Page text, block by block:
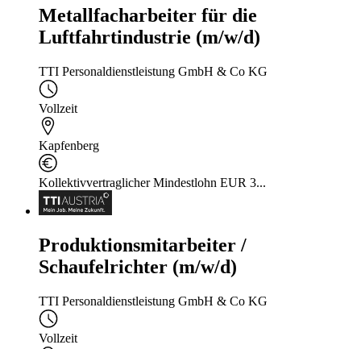
Metallfacharbeiter für die
Luftfahrtindustrie (m/w/d)
TTI Personaldienstleistung GmbH & Co KG
Vollzeit
Kapfenberg
Kollektivvertraglicher Mindestlohn EUR 3...
Produktionsmitarbeiter /
Schaufelrichter (m/w/d)
TTI Personaldienstleistung GmbH & Co KG
Vollzeit